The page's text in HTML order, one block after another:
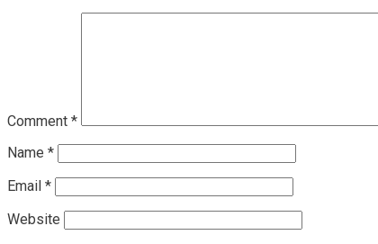
Comment *
Name *
Email *
Website